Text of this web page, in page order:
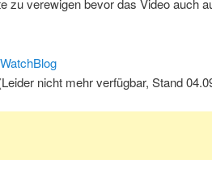
zu verewigen bevor das Video auch
nicht mehr verfügbar, Stand